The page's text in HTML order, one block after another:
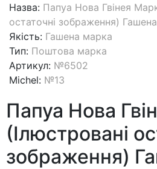
Назва: Папуа Нова Гвінея
остаточні зображення)
Якість: Гашена марка
Тип: Поштова марка
Артикул: №6502
Michel: №13
Папуа Нова
(Ілюстровані
зображення)